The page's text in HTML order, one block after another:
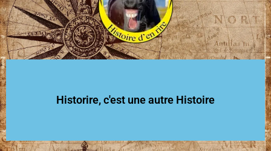
Historire, c'est une autre Histoire